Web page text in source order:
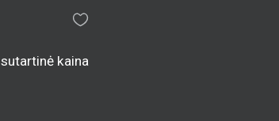
sutartinė kaina